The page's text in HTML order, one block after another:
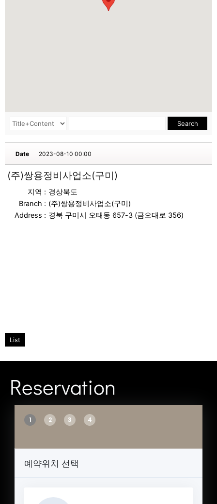
Search
Date 2023-08-10 00:00
(주)쌍용정비사업소(구미)
지역 : 경상북도
Branch : (주)쌍용정비사업소(구미)
Address : 경북 구미시 오태동 657-3 (금오대로 356)
List
Reservation
1 2 3 4
예약위치 선택